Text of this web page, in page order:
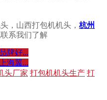
，山西打包机机头， 杭州
系我们了解
牌好...
海翼...
头厂家 打包机机头生产 打